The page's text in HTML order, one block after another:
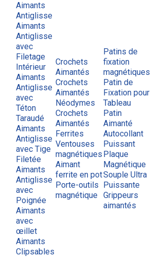
Aimants
Antiglisse
Aimants
Antiglisse
avec
Filetage
Intérieur
Aimants
Antiglisse
avec
Téton
Taraudé
Aimants
Antiglisse
avec Tige
Filetée
Aimants
Antiglisse
avec
Poignée
Aimants
avec
œillet
Aimants
Clipsables
Crochets
Aimantés
Crochets
Aimantés
Néodymes
Crochets
Aimantés
Ferrites
Ventouses
magnétiques
Aimant
ferrite en pot
Porte-outils
magnétique
Patins de
fixation
magnétiques
Patin de
Fixation pour
Tableau
Patin
Aimanté
Autocollant
Puissant
Plaque
Magnétique
Souple Ultra
Puissante
Grippeurs
aimantés